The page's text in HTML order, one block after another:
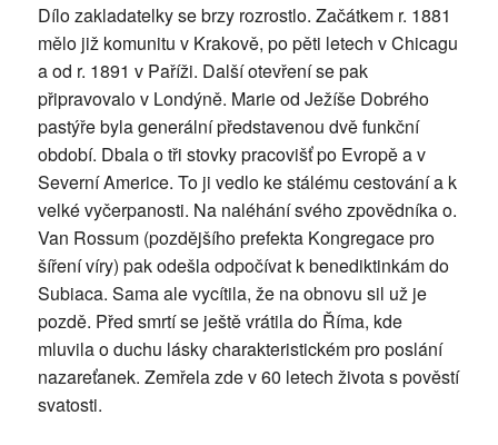
Dílo zakladatelky se brzy rozrostlo. Začátkem r. 1881
mělo již komunitu v Krakově, po pěti letech v Chicagu
a od r. 1891 v Paříži. Další otevření se pak
připravovalo v Londýně. Marie od Ježíše Dobrého
pastýře byla generální představenou dvě funkční
období. Dbala o tři stovky pracovišť po Evropě a v
Severní Americe. To ji vedlo ke stálému cestování a k
velké vyčerpanosti. Na naléhání svého zpovědníka o.
Van Rossum (pozdějšího prefekta Kongregace pro
šíření víry) pak odešla odpočívat k benediktinkám do
Subiaca. Sama ale vycítila, že na obnovu sil už je
pozdě. Před smrtí se ještě vrátila do Říma, kde
mluvila o duchu lásky charakteristickém pro poslání
nazareťanek. Zemřela zde v 60 letech života s pověstí
svatosti.